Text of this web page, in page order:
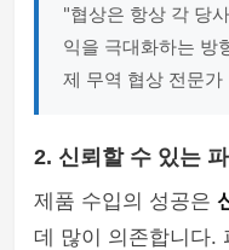
"협상은 항상 각 당
익을 극대화하는 방
제 무역 협상 전문가
2. 신뢰할 수 있는
제품 수입의 성공은
데 많이 의존합니다.